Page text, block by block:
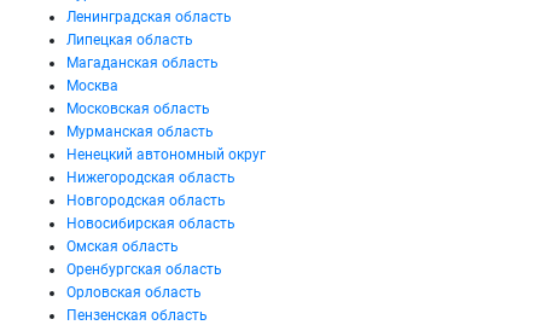
Ленинградская область
Липецкая область
Магаданская область
Москва
Московская область
Мурманская область
Ненецкий автономный округ
Нижегородская область
Новгородская область
Новосибирская область
Омская область
Оренбургская область
Орловская область
Пензенская область